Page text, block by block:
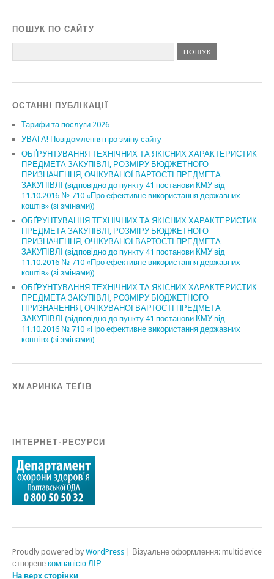
ПОШУК ПО САЙТУ
ОСТАННІ ПУБЛІКАЦІЇ
Тарифи та послуги 2026
УВАГА! Повідомлення про зміну сайту
ОБҐРУНТУВАННЯ ТЕХНІЧНИХ ТА ЯКІСНИХ ХАРАКТЕРИСТИК
ПРЕДМЕТА ЗАКУПІВЛІ, РОЗМІРУ БЮДЖЕТНОГО
ПРИЗНАЧЕННЯ, ОЧІКУВАНОЇ ВАРТОСТІ ПРЕДМЕТА
ЗАКУПІВЛІ (відповідно до пункту 41 постанови КМУ від
11.10.2016 № 710 «Про ефективне використання державних
коштів» (зі змінами))
ОБҐРУНТУВАННЯ ТЕХНІЧНИХ ТА ЯКІСНИХ ХАРАКТЕРИСТИК
ПРЕДМЕТА ЗАКУПІВЛІ, РОЗМІРУ БЮДЖЕТНОГО
ПРИЗНАЧЕННЯ, ОЧІКУВАНОЇ ВАРТОСТІ ПРЕДМЕТА
ЗАКУПІВЛІ (відповідно до пункту 41 постанови КМУ від
11.10.2016 № 710 «Про ефективне використання державних
коштів» (зі змінами))
ОБҐРУНТУВАННЯ ТЕХНІЧНИХ ТА ЯКІСНИХ ХАРАКТЕРИСТИК
ПРЕДМЕТА ЗАКУПІВЛІ, РОЗМІРУ БЮДЖЕТНОГО
ПРИЗНАЧЕННЯ, ОЧІКУВАНОЇ ВАРТОСТІ ПРЕДМЕТА
ЗАКУПІВЛІ (відповідно до пункту 41 постанови КМУ від
11.10.2016 № 710 «Про ефективне використання державних
коштів» (зі змінами))
ХМАРИНКА ТЕҐІВ
ІНТЕРНЕТ-РЕСУРСИ
Proudly powered by WordPress | Візуальне оформлення: multidevice
створене компанією ЛІР
На верх сторінки